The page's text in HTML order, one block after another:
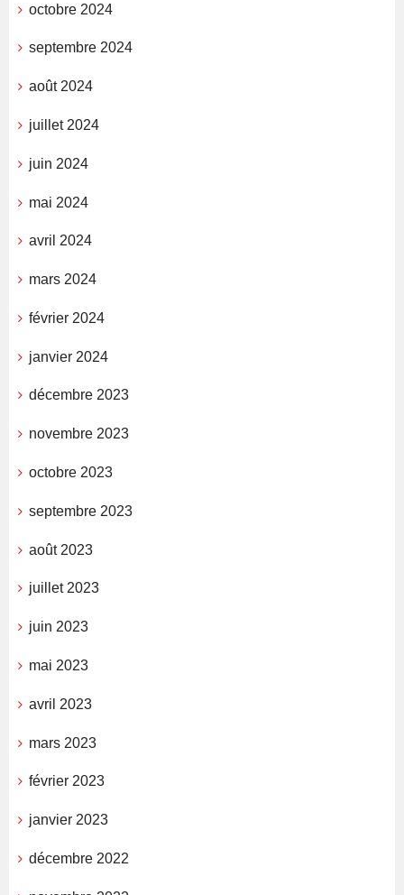
octobre 2024
septembre 2024
août 2024
juillet 2024
juin 2024
mai 2024
avril 2024
mars 2024
février 2024
janvier 2024
décembre 2023
novembre 2023
octobre 2023
septembre 2023
août 2023
juillet 2023
juin 2023
mai 2023
avril 2023
mars 2023
février 2023
janvier 2023
décembre 2022